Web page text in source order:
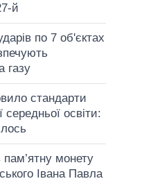
й
по 7 об'єктах
газу
стандарти
середньої освіти:
монету
Івана Павла